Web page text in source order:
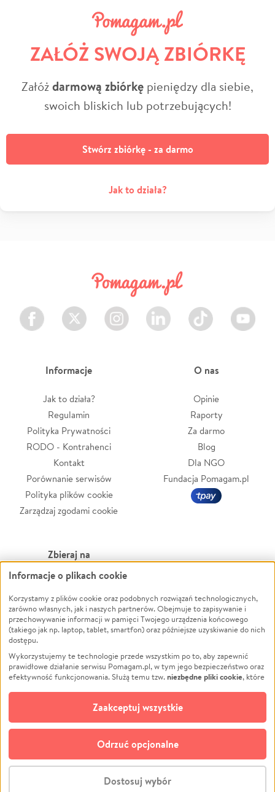
ZAŁÓŻ SWOJĄ ZBIÓRKĘ
Załóżdarmową zbiórkę pieniędzy dla siebie,
swoich bliskich lub potrzebujących!
Stwórz zbiórkę - za darmo
Jak to działa?
Facebook Twitter Instagram LinkedIn TikTok Youtube
Informacje
Jak to działa?
Regulamin
Polityka Prywatności
RODO - Kontrahenci
Kontakt
Porównanie serwisów
Polityka plików cookie
Zarządzaj zgodami cookie
O nas
Opinie
Raporty
Za darmo
Blog
Dla NGO
Fundacja Pomagam.pl
Zbieraj na
Leczenie
Zwierzęta
Pożar
Ukraina
Pomoc Finansowa
Projekty
Pogrzeb
Społeczność lokalna
Kultura
Powódź
Wichura
NGO
Edukacja
Podróż
Impreza
Ochrona środowiska
Biznes
© CROWDING SP. Z O.O.
Informacje o plikach cookie
Korzystamy z plików cookie oraz podobnych rozwiązań technologicznych,
zarówno własnych, jak i naszych partnerów. Obejmuje to zapisywanie i
przechowywanie informacji w pamięci Twojego urządzenia końcowego
(takiego jak np. laptop, tablet, smartfon) oraz późniejsze uzyskiwanie do nich
dostępu.
Wykorzystujemy te technologie przede wszystkim po to, aby zapewnić
prawidłowe działanie serwisu Pomagam.pl, w tym jego bezpieczeństwo oraz
efektywność funkcjonowania. Służą temu tzw.niezbędne pliki cookie, które
opcjonalnych plików cookie
technologii do celów analitycznych i retargetingowych. Możesz wyrazić
zgodę na ich stosowanie lub jej odmówić. W dowolnym momencie masz
możliwość zmiany swoich preferencji na stronie „Zarządzaj zgodami cookie”,
do której link znajdziesz w stopce serwisu Pomagam.pl. Opcjonalne pliki
cookie wykorzystywane są w następujących celach:
działanie serwisu Pomagam.pl. Dzięki nim możemy zrozumieć, jak
Dostosuj wybór
Odrzuć opcjonalne
Zaakceptuj wszystkie